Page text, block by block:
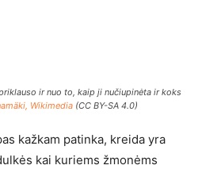
ir nuo to, kaip ji nučiupinėta ir koks
Wikimedia (CC BY-SA 4.0)
kažkam patinka, kreida yra
kai kuriems žmonėms